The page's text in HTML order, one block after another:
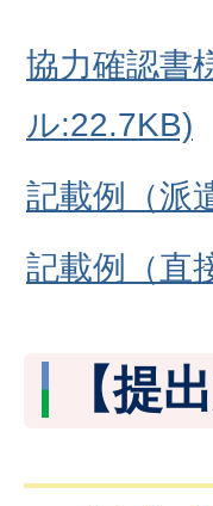
協力確認書
ル:22.7KB)
記載例（派
記載例（直
【提